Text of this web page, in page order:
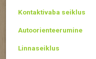
Kontaktivaba seiklus
Autoorienteerumine
Linnaseiklus